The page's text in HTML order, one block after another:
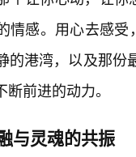
情感。用心去感
的港湾，以及那
前进的动力。
与灵魂的共振